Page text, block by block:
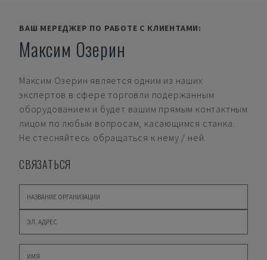
ВАШ МЕРЕДЖЕР ПО РАБОТЕ С КЛИЕНТАМИ:
Максим Озерин
Максим Озерин является одним из наших
экспертов в сфере торговли подержанным
оборудованием и будет вашим прямым контактным
лицом по любым вопросам, касающимся станка.
Не стесняйтесь обращаться к нему / ней.
СВЯЗАТЬСЯ